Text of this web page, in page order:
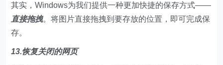
其实，Windows为我们提供一种更加快捷的保存方式——
直接拖拽。将图片直接拖拽到要存放的位置，即可完成保
存。
13.恢复关闭的网页